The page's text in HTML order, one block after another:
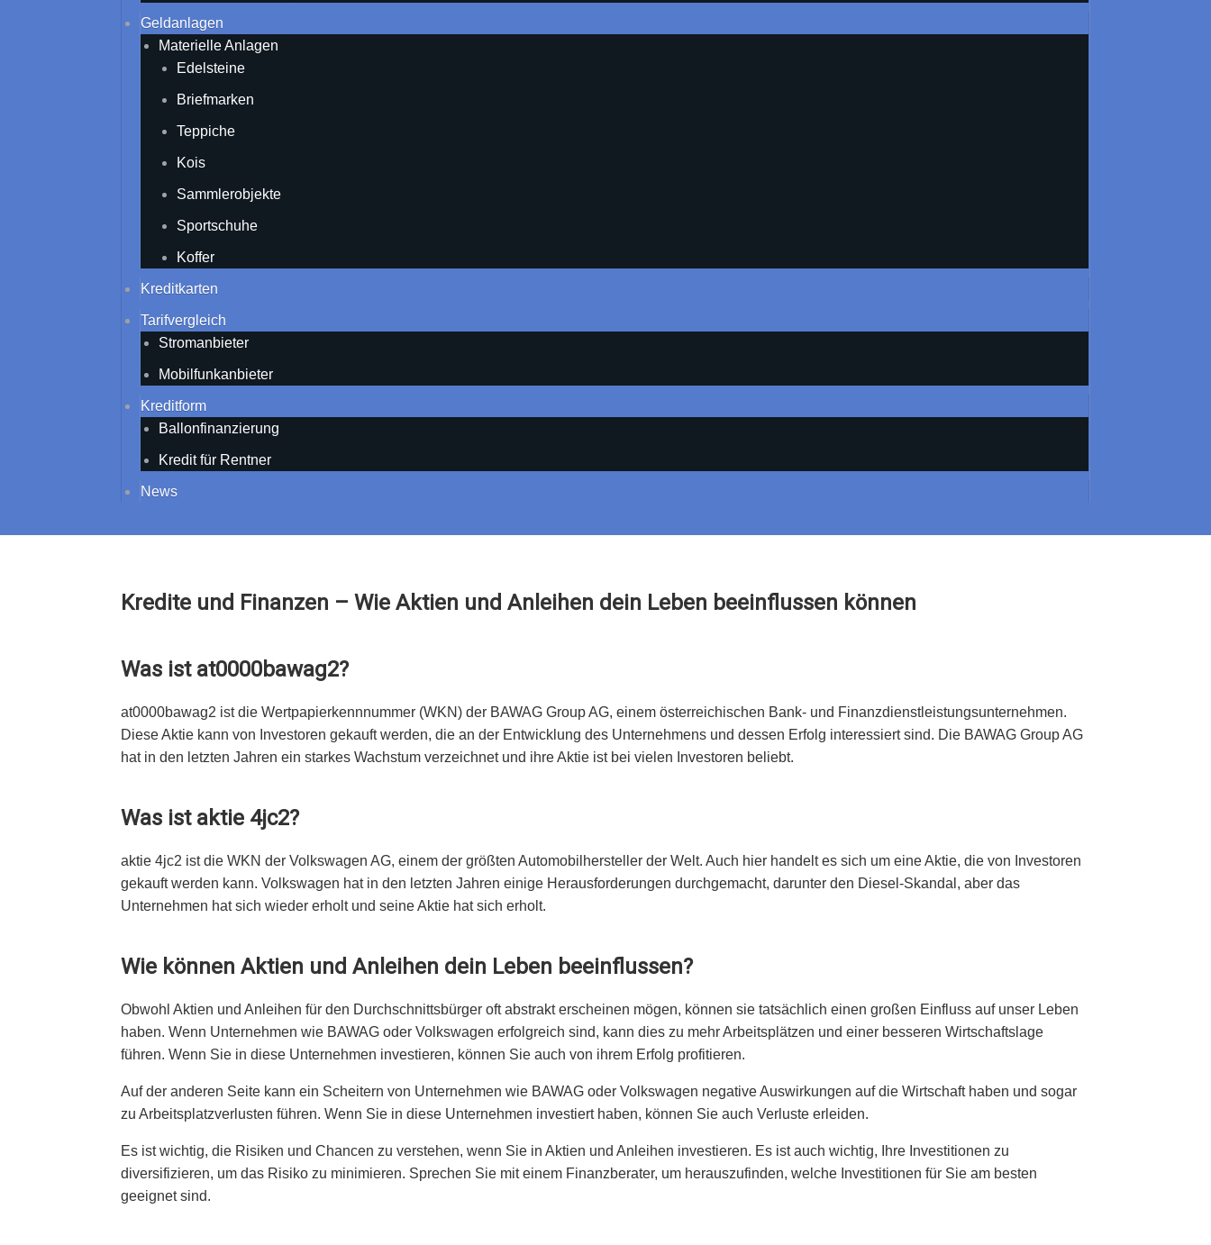
Geldanlagen
Materielle Anlagen
Edelsteine
Briefmarken
Teppiche
Kois
Sammlerobjekte
Sportschuhe
Koffer
Kreditkarten
Tarifvergleich
Stromanbieter
Mobilfunkanbieter
Kreditform
Ballonfinanzierung
Kredit für Rentner
News
Kredite und Finanzen – Wie Aktien und Anleihen dein Leben beeinflussen können
Was ist at0000bawag2?
at0000bawag2 ist die Wertpapierkennnummer (WKN) der BAWAG Group AG, einem österreichischen Bank- und Finanzdienstleistungsunternehmen.
Diese Aktie kann von Investoren gekauft werden, die an der Entwicklung des Unternehmens und dessen Erfolg interessiert sind. Die BAWAG Group AG
hat in den letzten Jahren ein starkes Wachstum verzeichnet und ihre Aktie ist bei vielen Investoren beliebt.
Was ist aktie 4jc2?
aktie 4jc2 ist die WKN der Volkswagen AG, einem der größten Automobilhersteller der Welt. Auch hier handelt es sich um eine Aktie, die von Investoren
gekauft werden kann. Volkswagen hat in den letzten Jahren einige Herausforderungen durchgemacht, darunter den Diesel-Skandal, aber das
Unternehmen hat sich wieder erholt und seine Aktie hat sich erholt.
Wie können Aktien und Anleihen dein Leben beeinflussen?
Obwohl Aktien und Anleihen für den Durchschnittsbürger oft abstrakt erscheinen mögen, können sie tatsächlich einen großen Einfluss auf unser Leben
haben. Wenn Unternehmen wie BAWAG oder Volkswagen erfolgreich sind, kann dies zu mehr Arbeitsplätzen und einer besseren Wirtschaftslage
führen. Wenn Sie in diese Unternehmen investieren, können Sie auch von ihrem Erfolg profitieren.
Auf der anderen Seite kann ein Scheitern von Unternehmen wie BAWAG oder Volkswagen negative Auswirkungen auf die Wirtschaft haben und sogar
zu Arbeitsplatzverlusten führen. Wenn Sie in diese Unternehmen investiert haben, können Sie auch Verluste erleiden.
Es ist wichtig, die Risiken und Chancen zu verstehen, wenn Sie in Aktien und Anleihen investieren. Es ist auch wichtig, Ihre Investitionen zu
diversifizieren, um das Risiko zu minimieren. Sprechen Sie mit einem Finanzberater, um herauszufinden, welche Investitionen für Sie am besten
geeignet sind.